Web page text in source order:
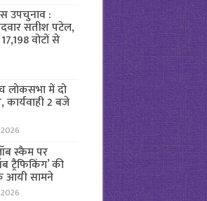
उपचुनाव :
सतीश पटेल,
वोटों से
लोकसभा में दो
2 बजे
स्कैम पर
ट्रैफिकिंग’ की
सामने